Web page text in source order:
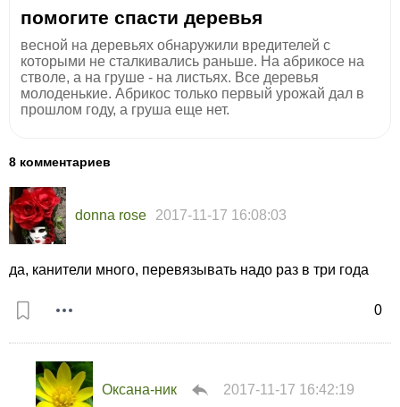
помогите спасти деревья
весной на деревьях обнаружили вредителей с
которыми не сталкивались раньше. На абрикосе на
стволе, а на груше - на листьях. Все деревья
молоденькие. Абрикос только первый урожай дал в
прошлом году, а груша еще нет.
8 комментариев
donna rose 2017-11-17 16:08:03
0
да, канители много, перевязывать надо раз в три года
Оксана-ник 2017-11-17 16:42:19